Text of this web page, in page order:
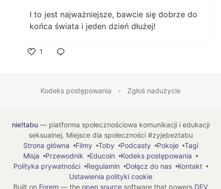
I to jest najważniejsze, bawcie się dobrze do
końca świata i jeden dzień dłużej!
1
Kodeks postępowania • Zgłoś nadużycie
nie!tabu— platforma społecznościowa komunikacji i edukacji
seksualnej. Miejsce dla społeczności #zyjebeztabu
Strona główna
Filmy Toby Podcasty Pokoje
Tagi
Misja
Przewodnik Educoin
Kodeks postępowania
Polityka prywatności
Regulamin Dołącz do nas
Kontakt
Ustawienia polityki cookie
Built on Forem — the open source software that powers DEV